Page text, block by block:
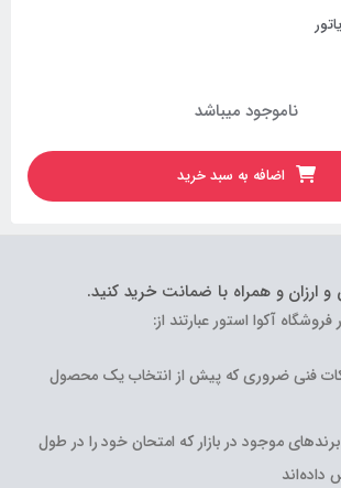
ناموجود میباشد
اضافه به سبد خرید
و ارزان و همراه با ضمانت خرید کنید.
آکوا استور عبارتند از:
نکات فنی ضروری که پیش از انتخاب یک محصول
موجود در بازار که امتحان خود را در طول
داده‌اند